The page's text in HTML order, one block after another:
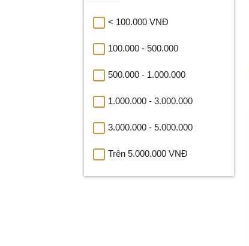
< 100.000 VNĐ
100.000 - 500.000
500.000 - 1.000.000
1.000.000 - 3.000.000
3.000.000 - 5.000.000
Trên 5.000.000 VNĐ